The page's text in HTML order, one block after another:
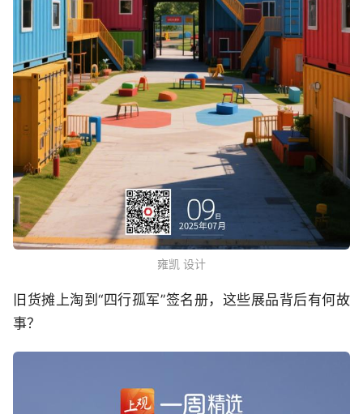
雍凯 设计
旧货摊上淘到“四行孤军”签名册，这些展品背后有何故
事？